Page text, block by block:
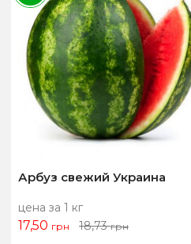
Арбуз свежий Украина
цена за 1 кг
17,50 грн 18,73грн